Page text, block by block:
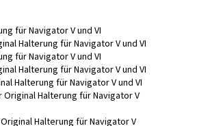
für Navigator V und VI
Halterung für Navigator V und VI
für Navigator V und VI
Halterung für Navigator V und VI
Halterung für Navigator V und VI
Original Halterung für Navigator V
Halterung für Navigator V